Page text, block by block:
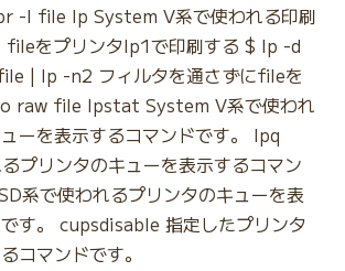
-l file lp System V系で使われる印刷
fileをプリンタlp1で印刷する $ lp -d
| lp -n2 フィルタを通さずにfileを
raw file lpstat System V系で使われ
ーを表示するコマンドです。 lpq
プリンタのキューを表示するコマン
系で使われるプリンタのキューを表
す。 cupsdisable 指定したプリンタ
コマンドです。